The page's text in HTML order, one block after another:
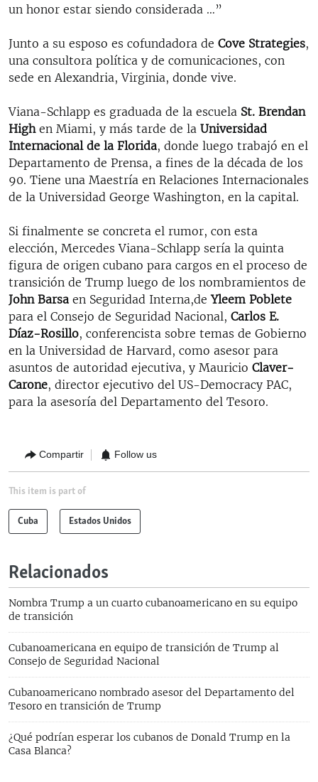
un honor estar siendo considerada …”
Junto a su esposo es cofundadora de Cove Strategies,
una consultora política y de comunicaciones, con
sede en Alexandria, Virginia, donde vive.
Viana-Schlapp es graduada de la escuela St. Brendan
Highen Miami, y más tarde de la Universidad
Internacional de la Florida, donde luego trabajó en el
Departamento de Prensa, a fines de la década de los
90. Tiene una Maestría en Relaciones Internacionales
de la Universidad George Washington, en la capital.
Si finalmente se concreta el rumor, con esta
elección, Mercedes Viana-Schlapp sería la quinta
figura de origen cubano para cargos en el proceso de
transición de Trump luego de los nombramientos de
John Barsa en Seguridad Interna,de Yleem Poblete
para el Consejo de Seguridad Nacional, Carlos E.
Díaz-Rosillo, conferencista sobre temas de Gobierno
en la Universidad de Harvard, como asesor para
asuntos de autoridad ejecutiva, y Mauricio Claver-
Carone, director ejecutivo del US-Democracy PAC,
para la asesoría del Departamento del Tesoro.
Compartir Follow us
This item is part of
Cuba Estados Unidos
Relacionados
Nombra Trump a un cuarto cubanoamericano en su equipo
de transición
Cubanoamericana en equipo de transición de Trump al
Consejo de Seguridad Nacional
Cubanoamericano nombrado asesor del Departamento del
Tesoro en transición de Trump
¿Qué podrían esperar los cubanos de Donald Trump en la
Casa Blanca?